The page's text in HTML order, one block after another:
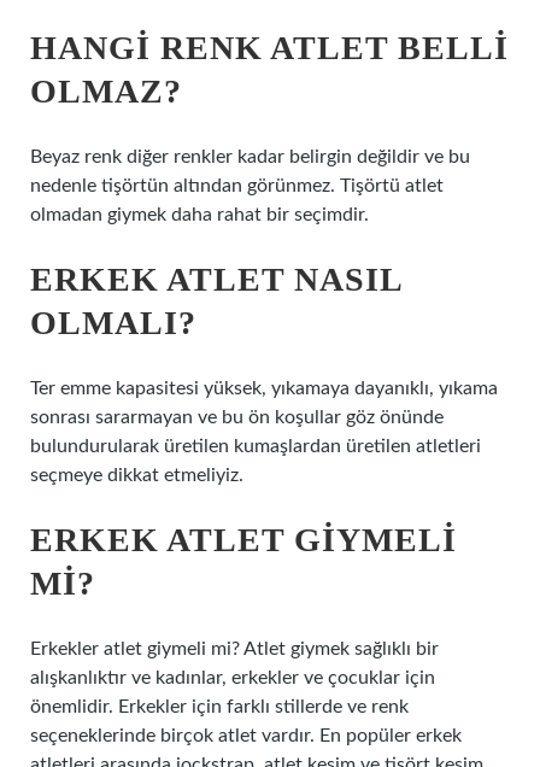
HANGI RENK ATLET BELLI
OLMAZ?
Beyaz renk diğer renkler kadar belirgin değildir ve bu
nedenle tişörtün altından görünmez. Tişörtü atlet
olmadan giymek daha rahat bir seçimdir.
ERKEK ATLET NASIL
OLMALI?
Ter emme kapasitesi yüksek, yıkamaya dayanıklı, yıkama
sonrası sararmayan ve bu ön koşullar göz önünde
bulundurularak üretilen kumaşlardan üretilen atletleri
seçmeye dikkat etmeliyiz.
ERKEK ATLET GIYMELI
MI?
Erkekler atlet giymeli mi? Atlet giymek sağlıklı bir
alışkanlıktır ve kadınlar, erkekler ve çocuklar için
önemlidir. Erkekler için farklı stillerde ve renk
seçeneklerinde birçok atlet vardır. En popüler erkek